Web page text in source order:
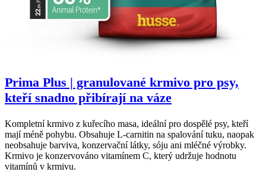
Prima Plus | granulované krmivo pro psy,
kteří snadno přibírají na váze
Kompletní krmivo z kuřecího masa, ideální pro dospělé psy, kteří
mají méně pohybu. Obsahuje L-carnitin na spalování tuku, naopak
neobsahuje barviva, konzervační látky, sóju ani mléčné výrobky.
Krmivo je konzervováno vitamínem C, který udržuje hodnotu
vitamínů v krmivu.